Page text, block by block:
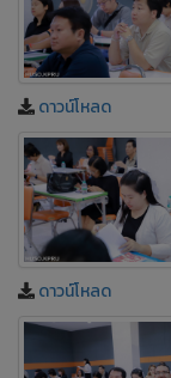
ดาวน์โหลด
ดาวน์โหลด